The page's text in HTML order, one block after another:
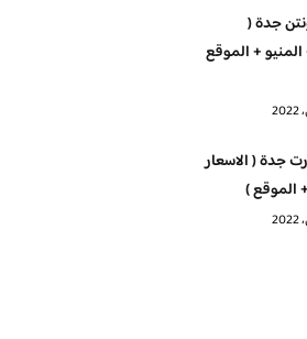
جدة (
المنيو + الموقع
جدة ( الاسعار
الموقع )